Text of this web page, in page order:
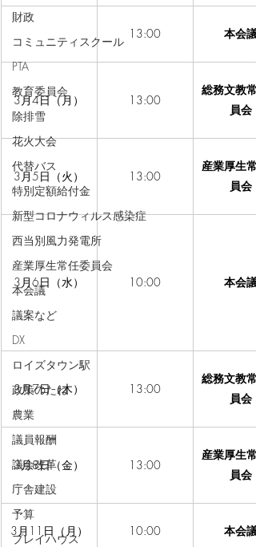
財政
コミュニティスクール
PTA
教育委員会
除排雪
花火大会
代替バス
特別定額給付金
新型コロナウィルス感染症
西当別風力発電所
産業厚生常任委員会
本会議
議案など
DX
ロイズタウン駅
政策のたね
農業
議員報酬
議会改革
庁舎建設
予算
プレイハウス
13:00 本会議
3月4日（月） 13:00
総務文教常
員会
3月5日（火） 13:00
産業厚生常
員会
3月6日（水） 10:00 本会議
3月7日（木） 13:00
総務文教常
員会
3月8日（金） 13:00
産業厚生常
員会
3月11日（月） 10:00 本会議